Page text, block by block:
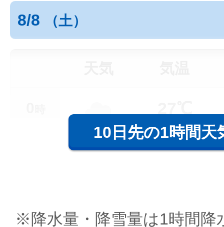
8/8 （土）
10日先の1時間天
※降水量・降雪量は1時間降